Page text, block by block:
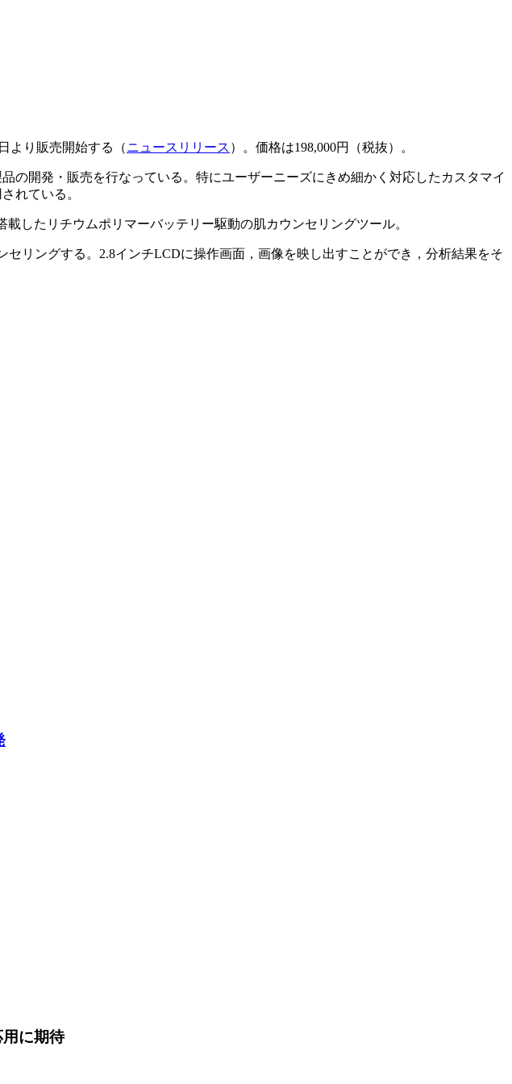
より販売開始する（ニュースリリース ）。価格は198,000円（税抜）。
の開発・販売を行なっている。特にユーザーニーズにきめ細かく対応したカスタマイ
れている。
したリチウムポリマーバッテリー駆動の肌カウンセリングツール。
リングする。2.8インチLCDに操作画面，画像を映し出すことができ，分析結果をそ
に期待